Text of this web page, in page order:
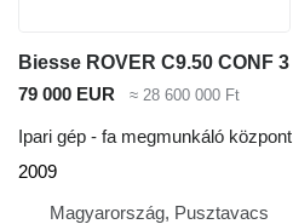
Biesse ROVER C9.50 CONF 3
79 000 EUR
≈ 28 600 000 Ft
Ipari gép - fa megmunkáló központ
2009
Magyarország, Pusztavacs